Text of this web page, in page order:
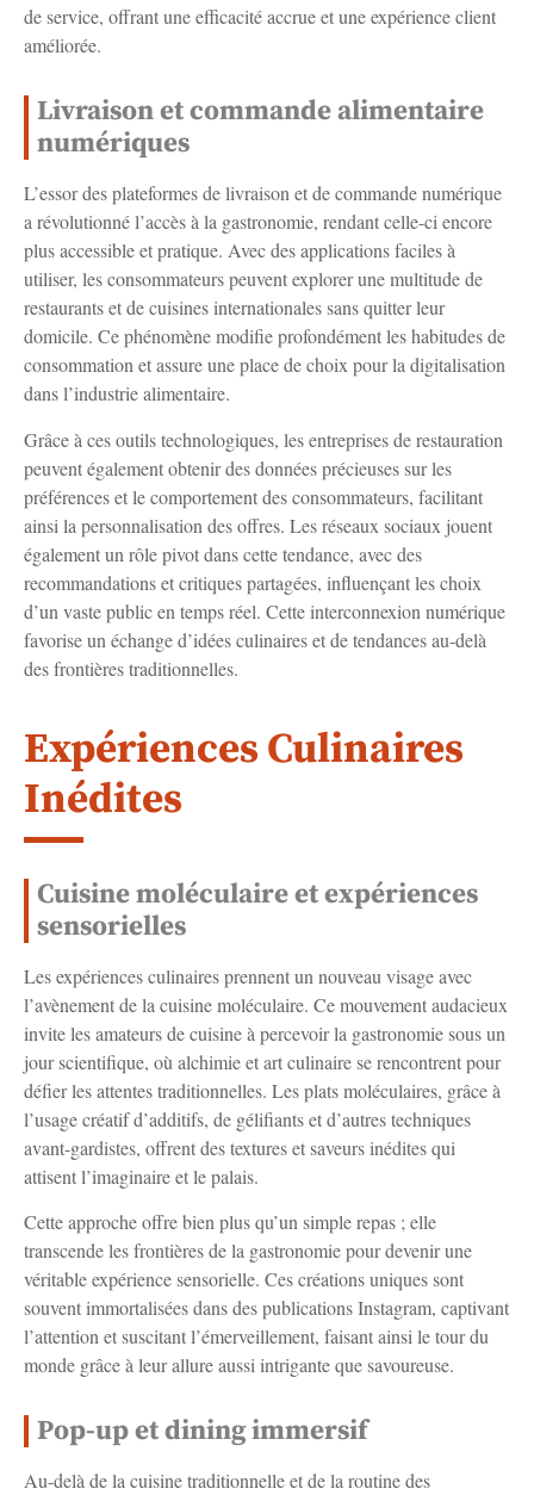
de service, offrant une efficacité accrue et une expérience client
améliorée.
Livraison et commande alimentaire
numériques
L’essor des plateformes de livraison et de commande numérique
a révolutionné l’accès à la gastronomie, rendant celle-ci encore
plus accessible et pratique. Avec des applications faciles à
utiliser, les consommateurs peuvent explorer une multitude de
restaurants et de cuisines internationales sans quitter leur
domicile. Ce phénomène modifie profondément les habitudes de
consommation et assure une place de choix pour la digitalisation
dans l’industrie alimentaire.
Grâce à ces outils technologiques, les entreprises de restauration
peuvent également obtenir des données précieuses sur les
préférences et le comportement des consommateurs, facilitant
ainsi la personnalisation des offres. Les réseaux sociaux jouent
également un rôle pivot dans cette tendance, avec des
recommandations et critiques partagées, influençant les choix
d’un vaste public en temps réel. Cette interconnexion numérique
favorise un échange d’idées culinaires et de tendances au-delà
des frontières traditionnelles.
Expériences Culinaires
Inédites
Cuisine moléculaire et expériences
sensorielles
Les expériences culinaires prennent un nouveau visage avec
l’avènement de la cuisine moléculaire. Ce mouvement audacieux
invite les amateurs de cuisine à percevoir la gastronomie sous un
jour scientifique, où alchimie et art culinaire se rencontrent pour
défier les attentes traditionnelles. Les plats moléculaires, grâce à
l’usage créatif d’additifs, de gélifiants et d’autres techniques
avant-gardistes, offrent des textures et saveurs inédites qui
attisent l’imaginaire et le palais.
Cette approche offre bien plus qu’un simple repas ; elle
transcende les frontières de la gastronomie pour devenir une
véritable expérience sensorielle. Ces créations uniques sont
souvent immortalisées dans des publications Instagram, captivant
l’attention et suscitant l’émerveillement, faisant ainsi le tour du
monde grâce à leur allure aussi intrigante que savoureuse.
Pop-up et dining immersif
Au-delà de la cuisine traditionnelle et de la routine des